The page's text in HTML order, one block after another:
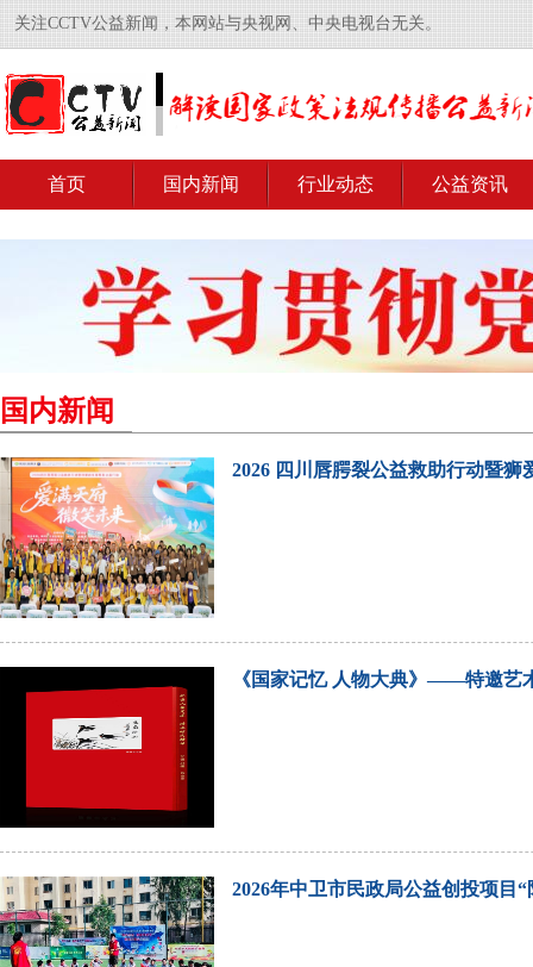
关注CCTV公益新闻，本网站与央视网、中央电视台无关。
首页 国内新闻 行业动态 公益资讯
国内新闻
2026 四川唇腭裂公益救助行动暨狮
《国家记忆 人物大典》——特邀艺
2026年中卫市民政局公益创投项目“